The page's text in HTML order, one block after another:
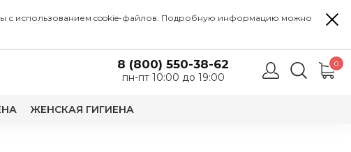
с использованием cookie-файлов. Подробную информацию можно
8 (800) 550-38-62
пн-пт 10:00 до 19:00
0
ЖЕНСКАЯ ГИГИЕНА